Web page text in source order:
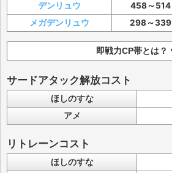
デンリュウ
458～514
メガデンリュウ
298～339
即戦力CP帯とは？
サードアタック解放コスト
ほしのすな
アメ
リトレーンコスト
ほしのすな